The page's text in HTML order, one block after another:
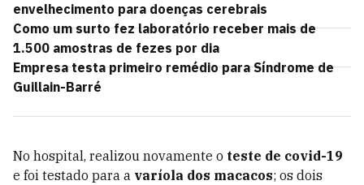
envelhecimento para doenças cerebrais
Como um surto fez laboratório receber mais de
1.500 amostras de fezes por dia
Empresa testa primeiro remédio para Síndrome de
Guillain-Barré
No hospital, realizou novamente o teste de covid-19
e foi testado para a varíola dos macacos; os dois